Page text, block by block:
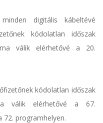
digitális kábeltévé
kódolatlan időszak
válik elérhetővé a 20.
kódolatlan időszak
válik elérhetővé a 67.
72. programhelyen.